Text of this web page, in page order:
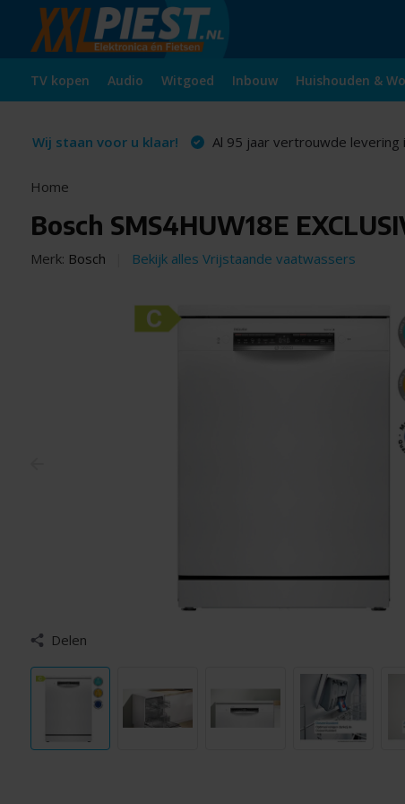
TV kopen Audio Witgoed Inbouw Huishouden &
Wij staan voor u klaar! Al 95 jaar vertrouwde levering
Home
Bosch SMS4HUW18E
Merk: Bosch Bekijk alles Vrijstaande vaatwassers
Delen